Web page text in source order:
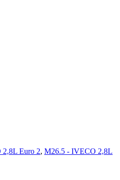
Euro 2, M26.5 - IVECO 2,8L